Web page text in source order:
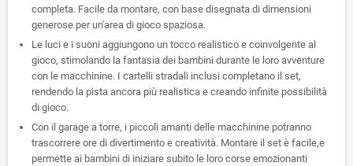
completa. Facile da montare, con base disegnata di dimensioni
generose per un'area di gioco spaziosa.
Le luci e i suoni aggiungono un tocco realistico e coinvolgente al
gioco, stimolando la fantasia dei bambini durante le loro avventure
con le macchinine. I cartelli stradali inclusi completano il set,
rendendo la pista ancora più realistica e creando infinite possibilità
di gioco.
Con il garage a torre, i piccoli amanti delle macchinine potranno
trascorrere ore di divertimento e creatività. Montare il set è facile,e
permette ai bambini di iniziare subito le loro corse emozionanti